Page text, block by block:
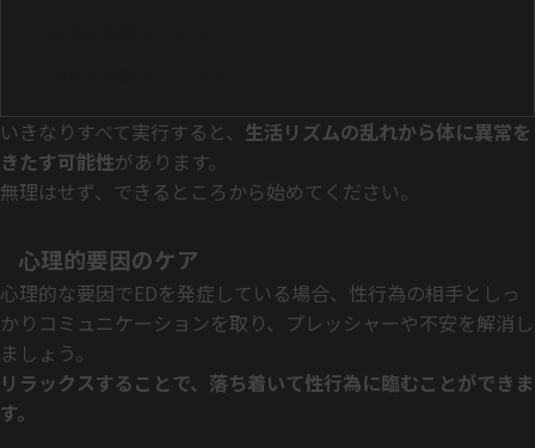
いきなりすべて実行すると、 生活リズムの乱れから体に異常を
きたす可能性があります。
無理はせず、できるところから始めてください。
心理的要因のケア
心理的な要因でEDを発症している場合、性行為の相手としっ
かりコミュニケーションを取り、プレッシャーや不安を解消し
ましょう。
リラックスすることで、落ち着いて性行為に臨むことができま
す。